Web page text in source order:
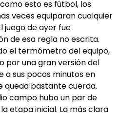
esto es fútbol, los
veces equiparan cualquier
juego de ayer fue
de esa regla no escrita.
el termómetro del equipo,
por una gran versión del
a sus pocos minutos en
queda bastante cuerda.
campo hubo un par de
etapa inicial. La más clara